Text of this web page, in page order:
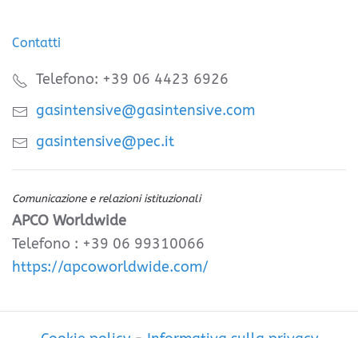
Contatti
Telefono: +39 06 4423 6926
gasintensive@gasintensive.com
gasintensive@pec.it
Comunicazione e relazioni istituzionali
APCO Worldwide
Telefono : +39 06 99310066
https://apcoworldwide.com/